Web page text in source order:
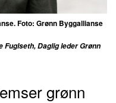
Foto: Grønn Byggallianse
Fuglseth, Daglig leder Grønn
grønn